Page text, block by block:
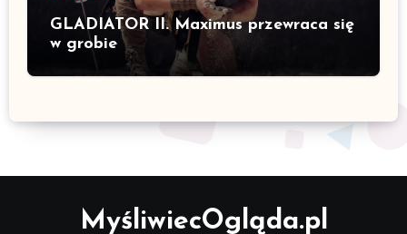
GLADIATOR II. Maximus przewraca się
w grobie
MyśliwiecOgląda.pl